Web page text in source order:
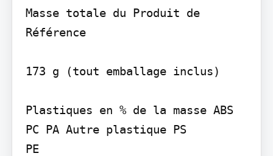
Masse totale du Produit de
Référence
173 g (tout emballage inclus)
Plastiques en % de la masse ABS
PC PA Autre plastique PS
PE